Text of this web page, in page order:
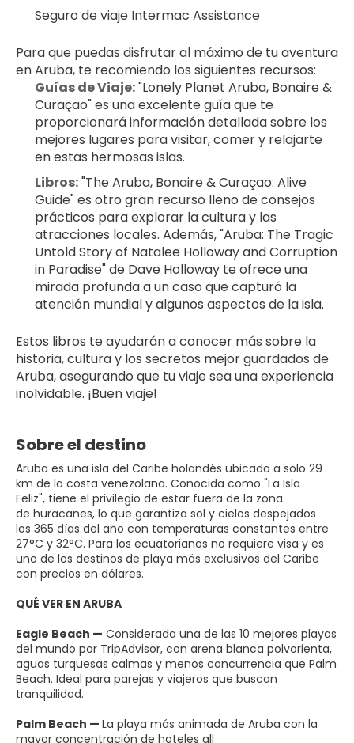
Seguro de viaje Intermac Assistance
Para que puedas disfrutar al máximo de tu aventura
en Aruba, te recomiendo los siguientes recursos:
Guías de Viaje: "Lonely Planet Aruba, Bonaire &
Curaçao" es una excelente guía que te
proporcionará información detallada sobre los
mejores lugares para visitar, comer y relajarte
en estas hermosas islas.
Libros: "The Aruba, Bonaire & Curaçao: Alive
Guide" es otro gran recurso lleno de consejos
prácticos para explorar la cultura y las
atracciones locales. Además, "Aruba: The Tragic
Untold Story of Natalee Holloway and Corruption
in Paradise" de Dave Holloway te ofrece una
mirada profunda a un caso que capturó la
atención mundial y algunos aspectos de la isla.
Estos libros te ayudarán a conocer más sobre la
historia, cultura y los secretos mejor guardados de
Aruba, asegurando que tu viaje sea una experiencia
inolvidable. ¡Buen viaje!
Sobre el destino
Aruba es una isla del Caribe holandés ubicada a solo 29
km de la costa venezolana. Conocida como "La Isla
Feliz", tiene el privilegio de estar fuera de la zona
de huracanes, lo que garantiza sol y cielos despejados
los 365 días del año con temperaturas constantes entre
27°C y 32°C. Para los ecuatorianos no requiere visa y es
uno de los destinos de playa más exclusivos del Caribe
con precios en dólares.
QUÉ VER EN ARUBA
Eagle Beach — Considerada una de las 10 mejores playas
del mundo por TripAdvisor, con arena blanca polvorienta,
aguas turquesas calmas y menos concurrencia que Palm
Beach. Ideal para parejas y viajeros que buscan
tranquilidad.
Palm Beach — La playa más animada de Aruba con la
mayor concentración de hoteles all